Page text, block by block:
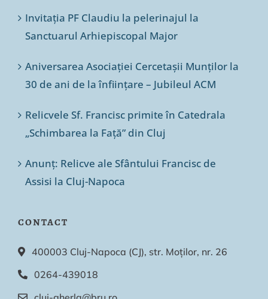
Invitația PF Claudiu la pelerinajul la
Sanctuarul Arhiepiscopal Major
Aniversarea Asociației Cercetașii Munților la
30 de ani de la înființare – Jubileul ACM
Relicvele Sf. Francisc primite în Catedrala
„Schimbarea la Față” din Cluj
Anunț: Relicve ale Sfântului Francisc de
Assisi la Cluj-Napoca
CONTACT
400003 Cluj-Napoca (CJ), str. Moților, nr. 26
0264-439018